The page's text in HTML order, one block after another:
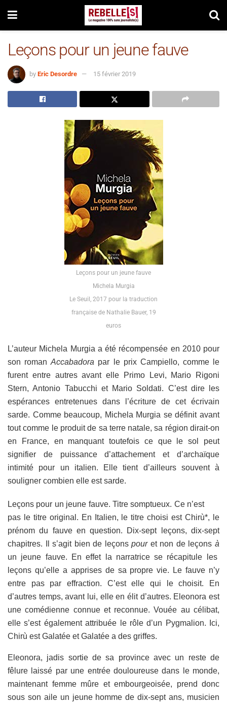
Leçons pour un jeune fauve
by Eric Desordre 15 février 2019
Leçons pour un jeune fauve
Michela Murgia
Le Seuil, 2017 pour la traduction
française de Nathalie Bauer, 19
euros
L’auteur Michela Murgia a été récompensée en 2010 pour
son romanAccabadora par le prix Campiello, comme le
furent entre autres avant elle Primo Levi, Mario Rigoni
Stern, Antonio Tabucchi et Mario Soldati. C’est dire les
espérances entretenues dans l’écriture de cet écrivain
sarde. Comme beaucoup, Michela Murgia se définit avant
tout comme le produit de sa terre natale, sa région dirait-on
en France, en manquant toutefois ce que le sol peut
signifier de puissance d’attachement et d’archaïque
intimité pour un italien. Elle tient d’ailleurs souvent à
souligner combien elle est sarde.
Leçons pour un jeune fauve. Titre somptueux. Ce n’est
pas le titre original. En Italien, le titre choisi est Chirù*, le
prénom du fauve en question. Dix-sept leçons, dix-sept
chapitres. Il s’agit bien de leçonspouret non de leçonsà
un jeune fauve. En effet la narratrice se récapitule les
leçons qu’elle a apprises de sa propre vie. Le fauve n’y
entre pas par effraction. C’est elle qui le choisit. En
d’autres temps, avant lui, elle en élit d’autres. Eleonora est
une comédienne connue et reconnue. Vouée au célibat,
elle s’est également attribuée le rôle d’un Pygmalion. Ici,
Chirù est Galatée et Galatée a des griffes.
Eleonora, jadis sortie de sa province avec un reste de
fêlure laissé par une entrée douloureuse dans le monde,
maintenant femme mûre et embourgeoisée, prend donc
sous son aile un jeune homme de dix-sept ans, musicien